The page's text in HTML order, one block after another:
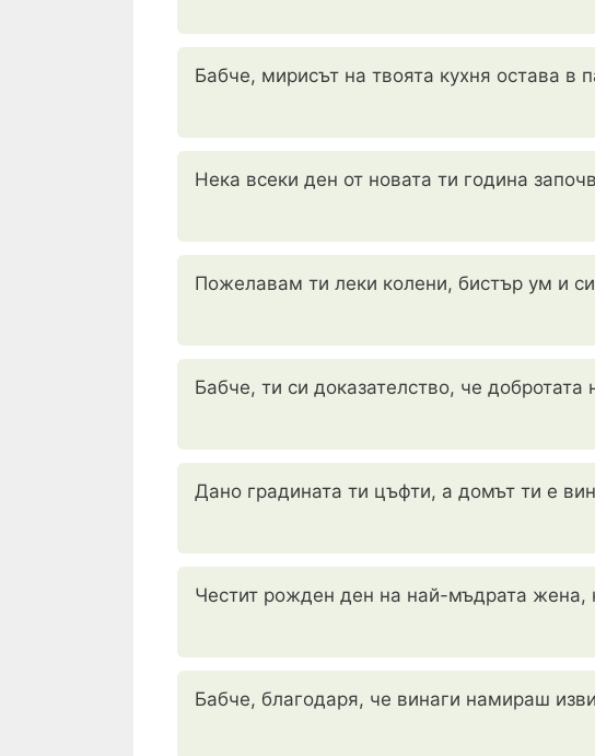
Бабче, мирисът на твоята кухня остава в
Нека всеки ден от новата ти година
Пожелавам ти леки колени, бистър ум и
Бабче, ти си доказателство, че
Дано градината ти цъфти, а домът ти е
Честит рожден ден на най-мъдрата жена,
Бабче, благодаря, че винаги намираш